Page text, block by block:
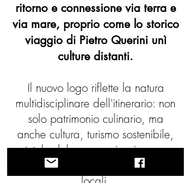
ritorno e connessione via terra e
via mare, proprio come lo storico
viaggio di Pietro Querini unì
culture distanti.
Il nuovo logo riflette la natura
multidisciplinare dell'itinerario: non
solo patrimonio culinario, ma
anche cultura, turismo sostenibile,
tutela del paesaggio, ricerca,
azione per il clima e tradizioni
locali.